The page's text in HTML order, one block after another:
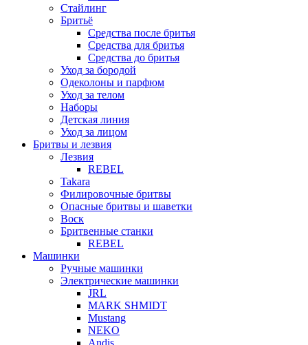
Стайлинг
Бритьё
Средства после бритья
Средства для бритья
Средства до бритья
Уход за бородой
Одеколоны и парфюм
Уход за телом
Наборы
Детская линия
Уход за лицом
Бритвы и лезвия
Лезвия
REBEL
Takara
Филировочные бритвы
Опасные бритвы и шаветки
Воск
Бритвенные станки
REBEL
Машинки
Ручные машинки
Электрические машинки
JRL
MARK SHMIDT
Mustang
NEKO
Andis